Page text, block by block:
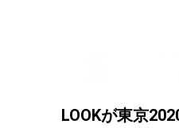
LOOKが東京